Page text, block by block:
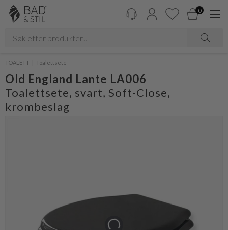
0
TOALETT Toalettsete
Old England Lante LA006
Toalettsete, svart, Soft-Close,
krombeslag